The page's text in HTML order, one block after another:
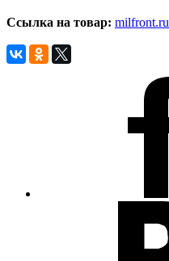
Ссылка на товар: milfront.ru